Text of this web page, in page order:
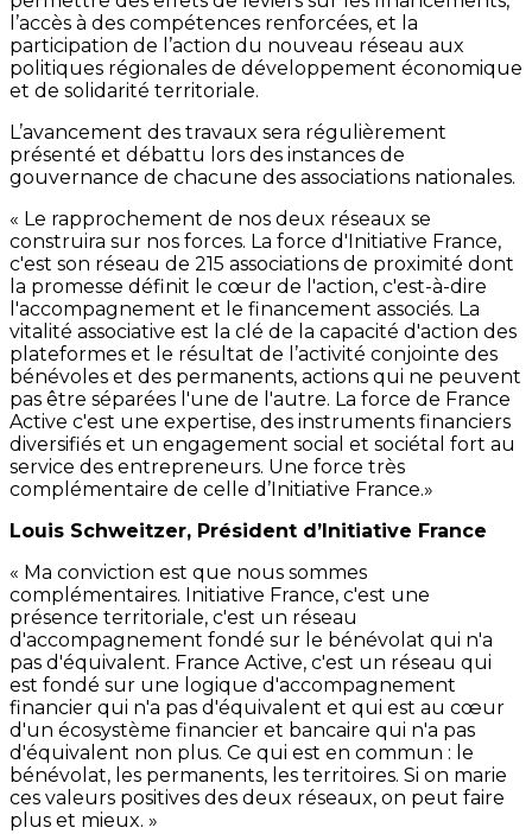
l’accès à des compétences renforcées, et la
participation de l’action du nouveau réseau aux
politiques régionales de développement économique
et de solidarité territoriale.
L’avancement des travaux sera régulièrement
présenté et débattu lors des instances de
gouvernance de chacune des associations nationales.
« Le rapprochement de nos deux réseaux se
construira sur nos forces. La force d'Initiative France,
c'est son réseau de 215 associations de proximité dont
la promesse définit le cœur de l'action, c'est-à-dire
l'accompagnement et le financement associés. La
vitalité associative est la clé de la capacité d'action des
plateformes et le résultat de l’activité conjointe des
bénévoles et des permanents, actions qui ne peuvent
pas être séparées l'une de l'autre. La force de France
Active c'est une expertise, des instruments financiers
diversifiés et un engagement social et sociétal fort au
service des entrepreneurs. Une force très
complémentaire de celle d’Initiative France.»
Louis Schweitzer, Président d’Initiative France
« Ma conviction est que nous sommes
complémentaires. Initiative France, c'est une
présence territoriale, c'est un réseau
d'accompagnement fondé sur le bénévolat qui n'a
pas d'équivalent. France Active, c'est un réseau qui
est fondé sur une logique d'accompagnement
financier qui n'a pas d'équivalent et qui est au cœur
d'un écosystème financier et bancaire qui n'a pas
d'équivalent non plus. Ce qui est en commun : le
bénévolat, les permanents, les territoires. Si on marie
ces valeurs positives des deux réseaux, on peut faire
plus et mieux. »